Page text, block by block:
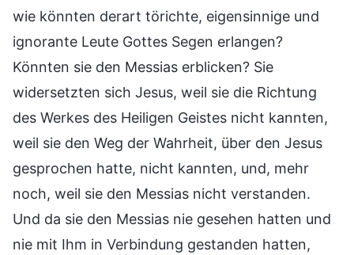
wie könnten derart törichte, eigensinnige und
ignorante Leute Gottes Segen erlangen?
Könnten sie den Messias erblicken? Sie
widersetzten sich Jesus, weil sie die Richtung
des Werkes des Heiligen Geistes nicht kannten,
weil sie den Weg der Wahrheit, über den Jesus
gesprochen hatte, nicht kannten, und, mehr
noch, weil sie den Messias nicht verstanden.
Und da sie den Messias nie gesehen hatten und
nie mit Ihm in Verbindung gestanden hatten,